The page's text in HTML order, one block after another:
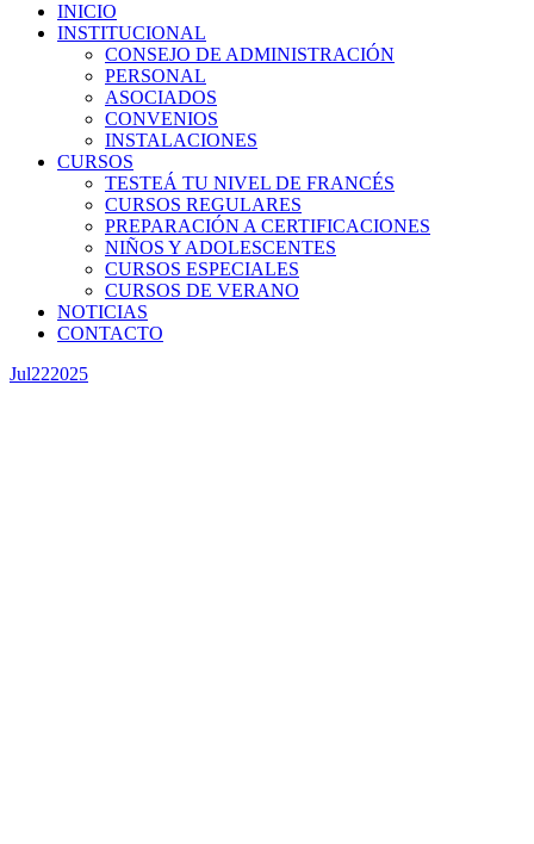
INICIO
INSTITUCIONAL
CONSEJO DE ADMINISTRACIÓN
PERSONAL
ASOCIADOS
CONVENIOS
INSTALACIONES
CURSOS
TESTEÁ TU NIVEL DE FRANCÉS
CURSOS REGULARES
PREPARACIÓN A CERTIFICACIONES
NIÑOS Y ADOLESCENTES
CURSOS ESPECIALES
CURSOS DE VERANO
NOTICIAS
CONTACTO
Jul222025